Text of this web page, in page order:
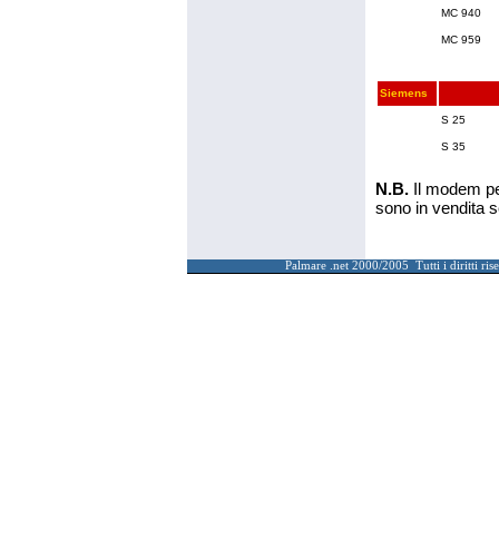
MC 940
MC 959
Siemens
S 25
S 35
N.B. Il modem
sono in vendita
Palmare .net 2000/2005 Tutti i diritti